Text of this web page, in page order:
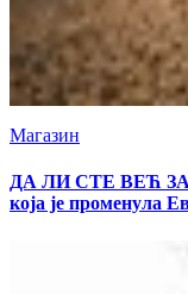
Магазин
ДА ЛИ СТЕ ВЕЋ
која је променула